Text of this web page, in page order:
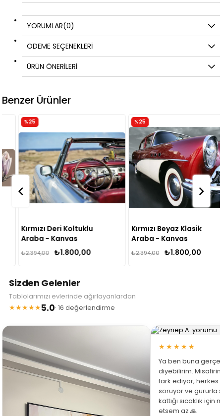
YORUMLAR(0)
ÖDEME SEÇENEKLERI
ÜRÜN ÖNERILERI
Benzer Ürünler
Kırmızı Deri Koltuklu
Araba - Kanvas
₺1.800,00
₺2.394,00
Kırmızı Beyaz Klasik
Araba - Kanvas
₺1.800,00
₺2.394,00
Sizden Gelenler
Tablolarımızı evlerinde ağırlayanlardan
★★★★★5.0· 16 değerlendirme
★★★★★
Ya ben buna
diyebilirim.
fark ediyor, herkes
soruyor ve gururla
kattığı sıcaklık
etsem az 🙏